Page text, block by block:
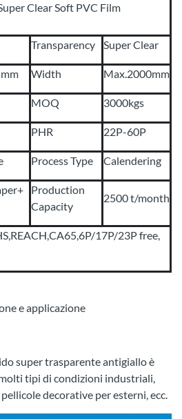
Clear Soft PVC Film
Transparency Super Clear
Width Max.2000mm
MOQ 3000kgs
PHR 22P-60P
Process Type Calendering
Production
Capacity
2500 t/month
17P/23P free,
e applicazione
super trasparente antigiallo è
tipi di condizioni industriali,
decorative per esterni, ecc.